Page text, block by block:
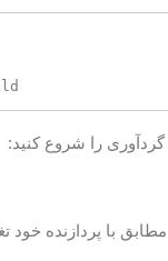
گردآوری را شروع کنید:
مطابق با پردازنده خود